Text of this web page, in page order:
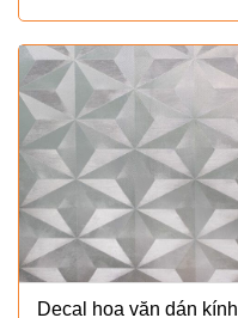
Decal hoa văn dán kính